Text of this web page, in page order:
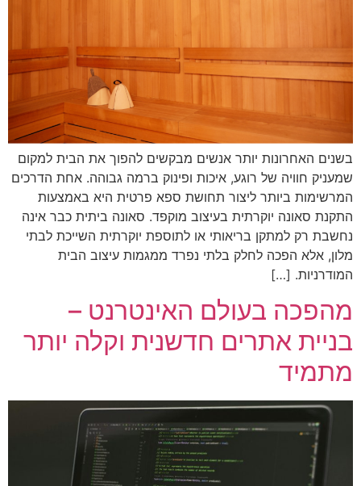
בשנים האחרונות יותר אנשים מבקשים להפוך את הבית למקום
שמעניק חוויה של רוגע, איכות ופינוק ברמה גבוהה. אחת הדרכים
המרשימות ביותר ליצור תחושת ספא פרטית היא באמצעות
התקנת סאונה יוקרתית בעיצוב מוקפד. סאונה ביתית כבר אינה
נחשבת רק למתקן בריאותי או לתוספת יוקרתית השייכת לבתי
מלון, אלא הפכה לחלק בלתי נפרד ממגמות עיצוב הבית
המודרניות. […]
מהפכה בעולם האינטרנט –
בניית אתרים חדשנית וקלה יותר
מתמיד